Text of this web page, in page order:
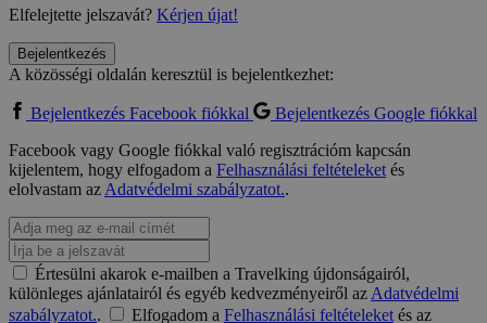
Elfelejtette jelszavát? Kérjen újat!
Bejelentkezés
A közösségi oldalán keresztül is bejelentkezhet:
Bejelentkezés Facebook fiókkal
Bejelentkezés Google fiókkal
Facebook vagy Google fiókkal való regisztrációm kapcsán
kijelentem, hogy elfogadom a Felhasználási feltételeketés
elolvastam azAdatvédelmi szabályzatot..
Értesülni akarok e-mailben a Travelking újdonságairól,
különleges ajánlatairól és egyéb kedvezményeiről azAdatvédelmi
szabályzatot.. Elfogadom a Felhasználási feltételeketés az